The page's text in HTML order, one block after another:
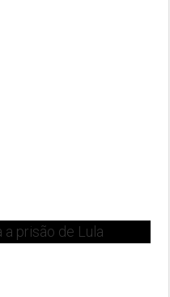
prisão de Lula